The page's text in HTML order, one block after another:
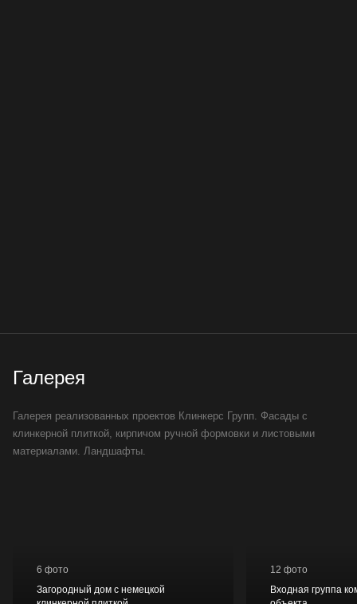
Галерея
Галерея реализованных проектов Клинкерс Групп. Фасады с
клинкерной плиткой, кирпичом ручной формовки и листовыми
материалами. Ландшафты.
6 фото
Загородный дом с немецкой
12 фото
Входная группа